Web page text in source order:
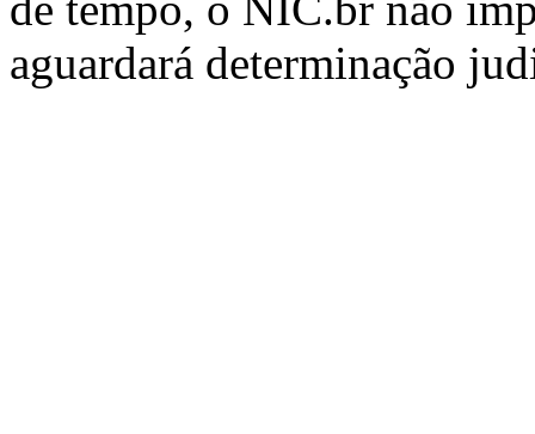
aguardará determinação